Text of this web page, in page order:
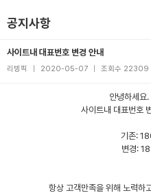
공지사항
사이트내 대표번호 변경 안내
리빙픽 2020-05-07 조회수 22309
안녕하세요
사이트내 대표번호
기존:
변경:
항상 고객만족을 위해 노력하